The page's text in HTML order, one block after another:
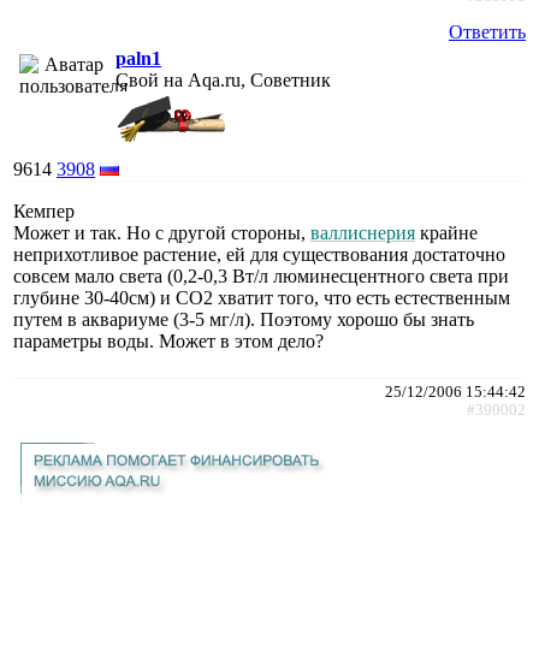
Ответить
paln1
Свой на Aqa.ru, Советник
9614 3908
Кемпер
Может и так. Но с другой стороны, валлиснерия крайне
неприхотливое растение, ей для существования достаточно
совсем мало света (0,2-0,3 Вт/л люминесцентного света при
глубине 30-40см) и СО2 хватит того, что есть естественным
путем в аквариуме (3-5 мг/л). Поэтому хорошо бы знать
параметры воды. Может в этом дело?
25/12/2006 15:44:42
#390002